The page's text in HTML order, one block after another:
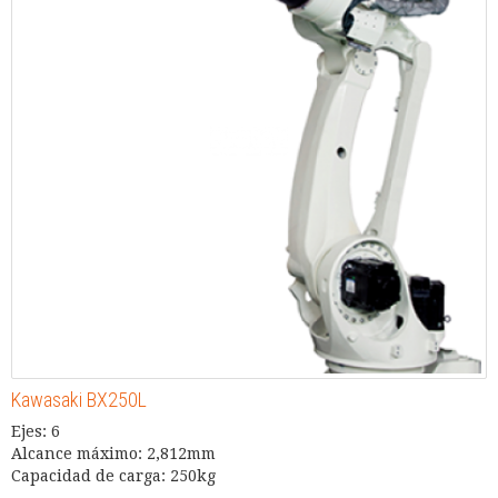
Kawasaki BX250L
Ejes: 6
Alcance máximo: 2,812mm
Capacidad de carga: 250kg